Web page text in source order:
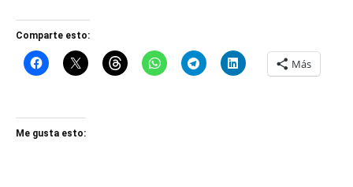
Comparte esto:
Más
Me gusta esto: